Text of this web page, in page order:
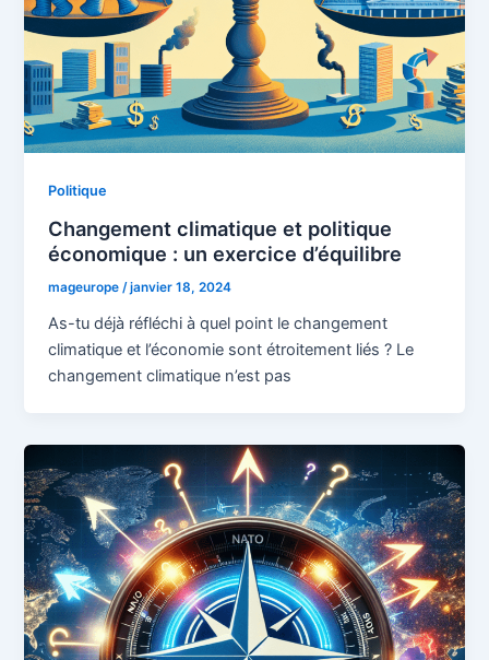
Politique
Changement climatique et politique
économique : un exercice d’équilibre
mageurope/janvier 18, 2024
As-tu déjà réfléchi à quel point le changement
climatique et l’économie sont étroitement liés ? Le
changement climatique n’est pas